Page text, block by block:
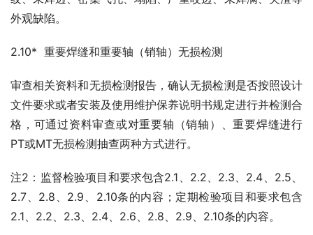
外观缺陷。
2.10*  重要焊缝和重要轴（销轴）无损检测
审查相关资料和无损检测报告，确认无损检测是否按照设计
文件要求或者安装及使用维护保养说明书规定进行并检测合
格，可通过资料审查或对重要轴（销轴）、重要焊缝进行
PT或MT无损检测抽查两种方式进行。
注2：监督检验项目和要求包含2.1、2.2、2.3、2.4、2.5、
2.7、2.8、2.9、2.10条的内容；定期检验项目和要求包含
2.1、2.2、2.3、2.4、2.6、2.8、2.9、2.10条的内容。